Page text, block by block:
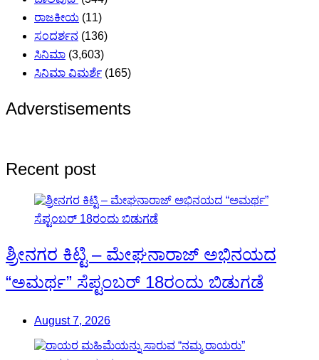
ರಾಜಕೀಯ (11)
ಸಂದರ್ಶನ (136)
ಸಿನಿಮಾ (3,603)
ಸಿನಿಮಾ ವಿಮರ್ಶೆ (165)
Adverstisements
Recent post
ಶ್ರೀನಗರ ಕಿಟ್ಟಿ – ಮೇಘನಾರಾಜ್ ಅಭಿನಯದ
“ಅಮರ್ಥ” ಸೆಪ್ಟಂಬರ್ 18ರಂದು ಬಿಡುಗಡೆ
August 7, 2026